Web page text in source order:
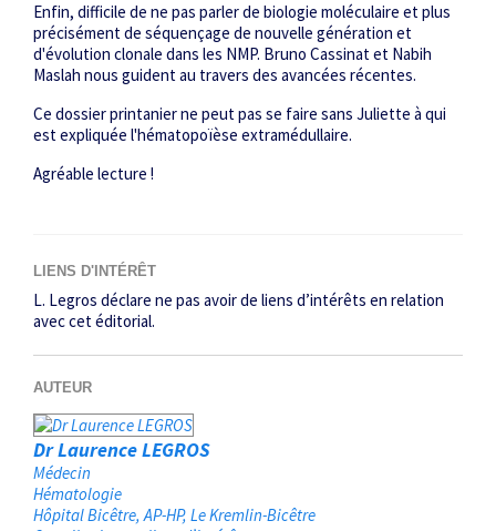
Enfin, difficile de ne pas parler de biologie moléculaire et plus
précisément de séquençage de nouvelle génération et
d'évolution clonale dans les NMP. Bruno Cassinat et Nabih
Maslah nous guident au travers des avancées récentes.
Ce dossier printanier ne peut pas se faire sans Juliette à qui
est expliquée l'hématopoïèse extramédullaire.
Agréable lecture !
LIENS D'INTÉRÊT
L. Legros déclare ne pas avoir de liens d’intérêts en relation
avec cet éditorial.
AUTEUR
Dr Laurence LEGROS
Médecin
Hématologie
Hôpital Bicêtre, AP-HP Le Kremlin-Bicêtre